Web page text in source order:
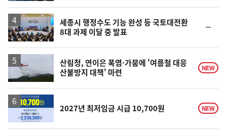
일
세종시 행정수도 기능 완성 등 국토대전환
8대 과제 이달 중 발표
일
산림청, 연이은 폭염·가뭄에 '여름철 대응
산불방지 대책' 마련
NEW
2027년 최저임금 시급 10,700원 NEW